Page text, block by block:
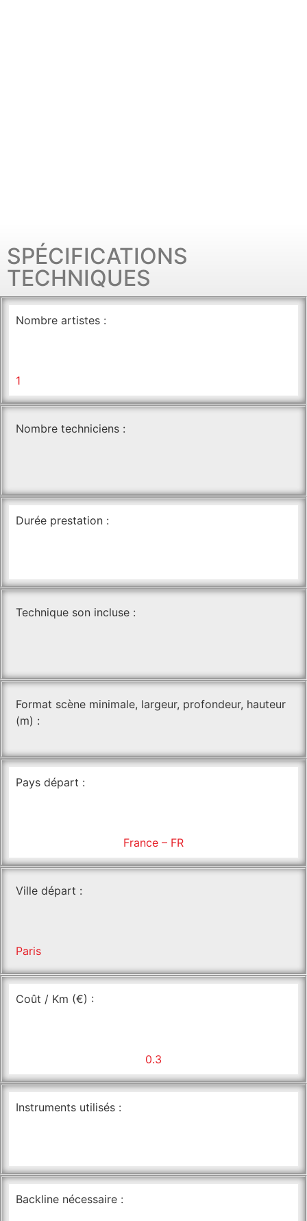
SPÉCIFICATIONS
TECHNIQUES
Nombre artistes :
1
Nombre techniciens :
Durée prestation :
Technique son incluse :
Format scène minimale, largeur, profondeur, hauteur
(m) :
Pays départ :
France – FR
Ville départ :
Paris
Coût / Km (€) :
0.3
Instruments utilisés :
Backline nécessaire :